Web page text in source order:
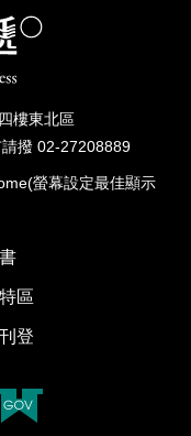
樓東北區
撥 02-27208889
螢幕設定最佳顯示
區
登